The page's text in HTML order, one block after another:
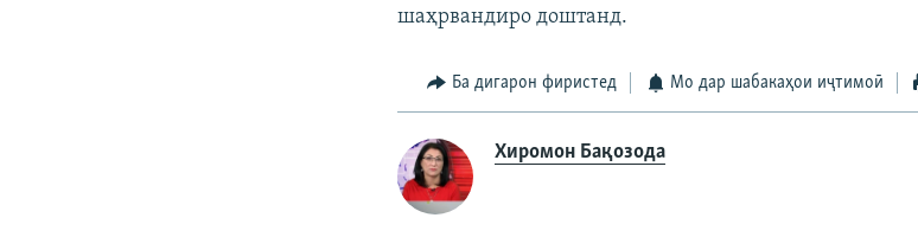
шаҳрвандиро доштанд.
Ба дигарон фиристед Мо дар шабакаҳои иҷтимоӣ
Хиромон Бақозода